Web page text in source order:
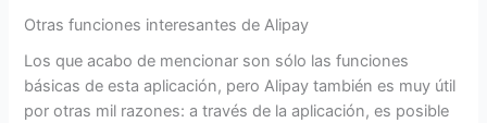
Otras funciones interesantes de Alipay
Los que acabo de mencionar son sólo las funciones
básicas de esta aplicación, pero Alipay también es muy útil
por otras mil razones: a través de la aplicación, es posible